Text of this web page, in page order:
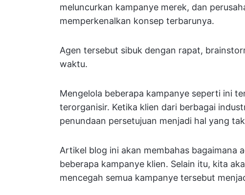
meluncurkan kampanye merek, dan
memperkenalkan konsep terbarunya.
Agen tersebut sibuk dengan rapat,
waktu.
Mengelola beberapa kampanye seperti ini
terorganisir. Ketika klien dari berbagai
penundaan persetujuan menjadi hal yang
Artikel blog ini akan membahas bagaimana
beberapa kampanye klien. Selain itu, kita
mencegah semua kampanye tersebut